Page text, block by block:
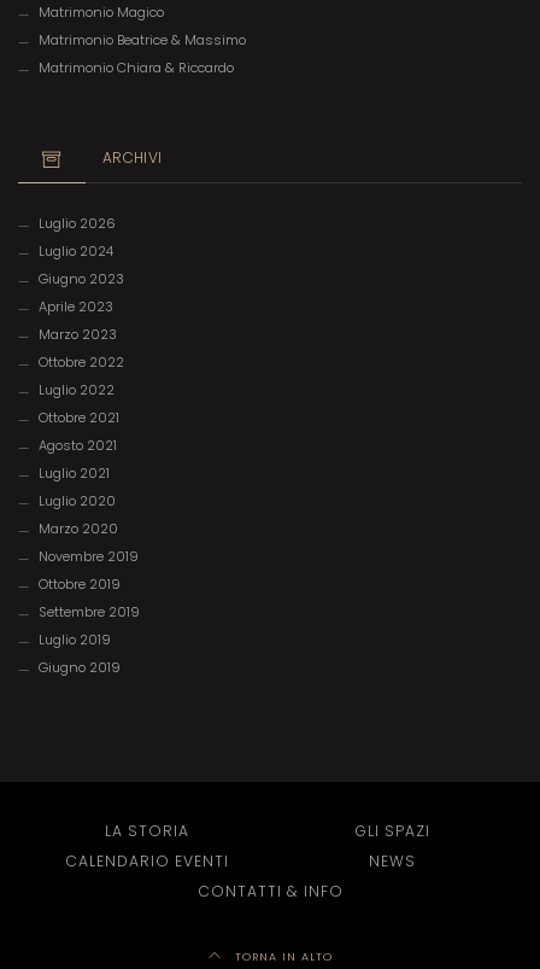
Matrimonio Magico
Matrimonio Beatrice & Massimo
Matrimonio Chiara & Riccardo
ARCHIVI
Luglio 2026
Luglio 2024
Giugno 2023
Aprile 2023
Marzo 2023
Ottobre 2022
Luglio 2022
Ottobre 2021
Agosto 2021
Luglio 2021
Luglio 2020
Marzo 2020
Novembre 2019
Ottobre 2019
Settembre 2019
Luglio 2019
Giugno 2019
LA STORIA
GLI SPAZI
CALENDARIO EVENTI
NEWS
CONTATTI & INFO
TORNA IN ALTO